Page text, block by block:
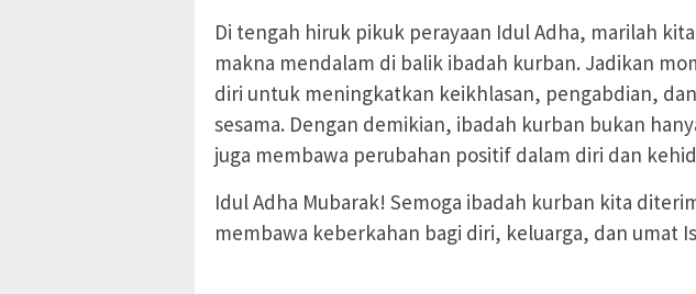
Di tengah hiruk pikuk perayaan Idul Adha, marilah
makna mendalam di balik ibadah kurban. Jadikan
diri untuk meningkatkan keikhlasan, pengabdian,
sesama. Dengan demikian, ibadah kurban bukan
juga membawa perubahan positif dalam diri dan
Idul Adha Mubarak! Semoga ibadah kurban kita
membawa keberkahan bagi diri, keluarga, dan umat